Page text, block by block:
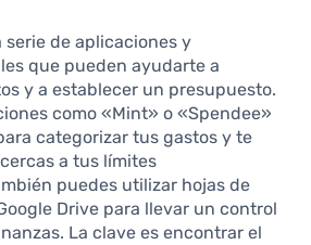
serie de aplicaciones y
que pueden ayudarte a
y a establecer un presupuesto.
como «Mint» o «Spendee»
categorizar tus gastos y te
a tus límites
puedes utilizar hojas de
Drive para llevar un control
La clave es encontrar el